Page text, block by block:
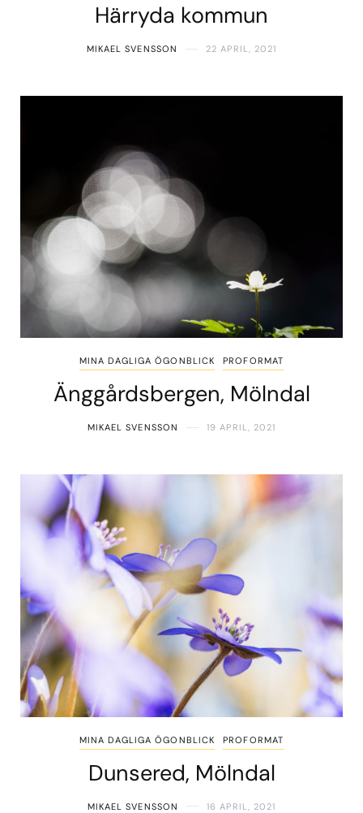
Härryda kommun
MIKAEL SVENSSON 22 APRIL, 2021
MINA DAGLIGA ÖGONBLICK PROFORMAT
Änggårdsbergen, Mölndal
MIKAEL SVENSSON 19 APRIL, 2021
MINA DAGLIGA ÖGONBLICK PROFORMAT
Dunsered, Mölndal
MIKAEL SVENSSON 16 APRIL, 2021